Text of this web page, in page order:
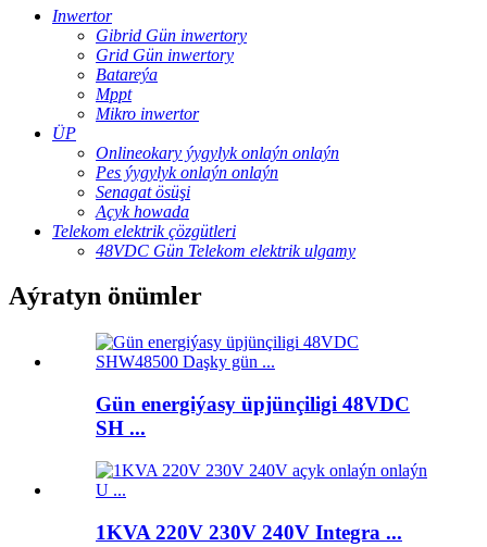
Inwertor
Gibrid Gün inwertory
Grid Gün inwertory
Batareýa
Mppt
Mikro inwertor
ÜP
Onlineokary ýygylyk onlaýn onlaýn
Pes ýygylyk onlaýn onlaýn
Senagat ösüşi
Açyk howada
Telekom elektrik çözgütleri
48VDC Gün Telekom elektrik ulgamy
Aýratyn önümler
Gün energiýasy üpjünçiligi 48VDC
SH ...
1KVA 220V 230V 240V Integra ...